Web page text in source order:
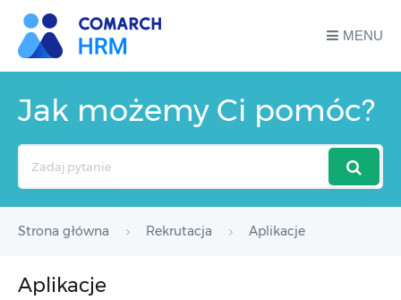
MENU
Jak możemy Ci pomóc?
Strona główna Rekrutacja Aplikacje
Aplikacje